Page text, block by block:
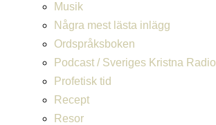
Musik
Några mest lästa inlägg
Ordspråksboken
Podcast / Sveriges Kristna Radio
Profetisk tid
Recept
Resor